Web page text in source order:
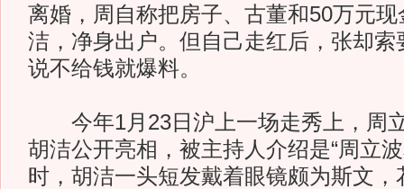
离婚，周自称把房子、古董和50万元
洁，净身出户。但自己走红后，张却索
说不给钱就爆料。
今年1月23日沪上一场走秀上，周
胡洁公开亮相，被主持人介绍是“周立
时，胡洁一头短发戴着眼镜颇为斯文，